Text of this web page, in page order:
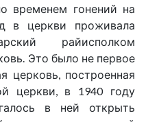
временем гонений на
в церкви проживала
райисполком
Это было не первое
церковь, построенная
церкви, в 1940 году
в ней открыть